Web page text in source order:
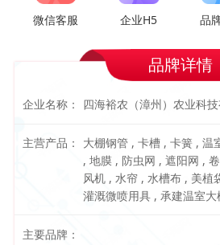
微信客服 企业H5 品
品牌详情
企业名称： 四海裕农（漳州）农业科
主营产品：
大棚钢管 , 卡槽 , 卡簧 , 温
, 地膜 , 防虫网 , 遮阳网 ,
风机 , 水帘 , 水槽布 , 美植
灌溉微喷用具 , 承建温室大
主要品牌：